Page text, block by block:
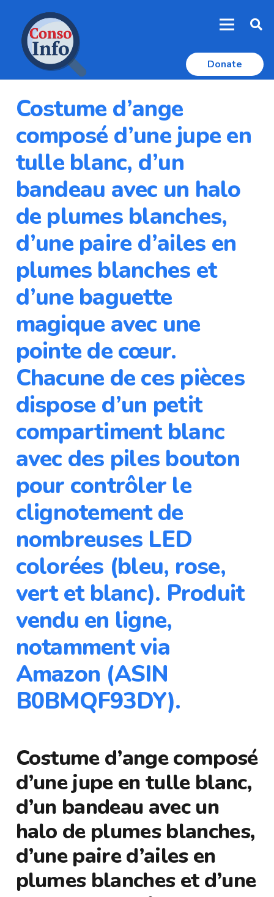
Donate
Costume d’ange
composé d’une jupe en
tulle blanc, d’un
bandeau avec un halo
de plumes blanches,
d’une paire d’ailes en
plumes blanches et
d’une baguette
magique avec une
pointe de cœur.
Chacune de ces pièces
dispose d’un petit
compartiment blanc
avec des piles bouton
pour contrôler le
clignotement de
nombreuses LED
colorées (bleu, rose,
vert et blanc). Produit
vendu en ligne,
notamment via
Amazon (ASIN
B0BMQF93DY).
Costume d’ange composé
d’une jupe en tulle blanc,
d’un bandeau avec un
halo de plumes blanches,
d’une paire d’ailes en
plumes blanches et d’une